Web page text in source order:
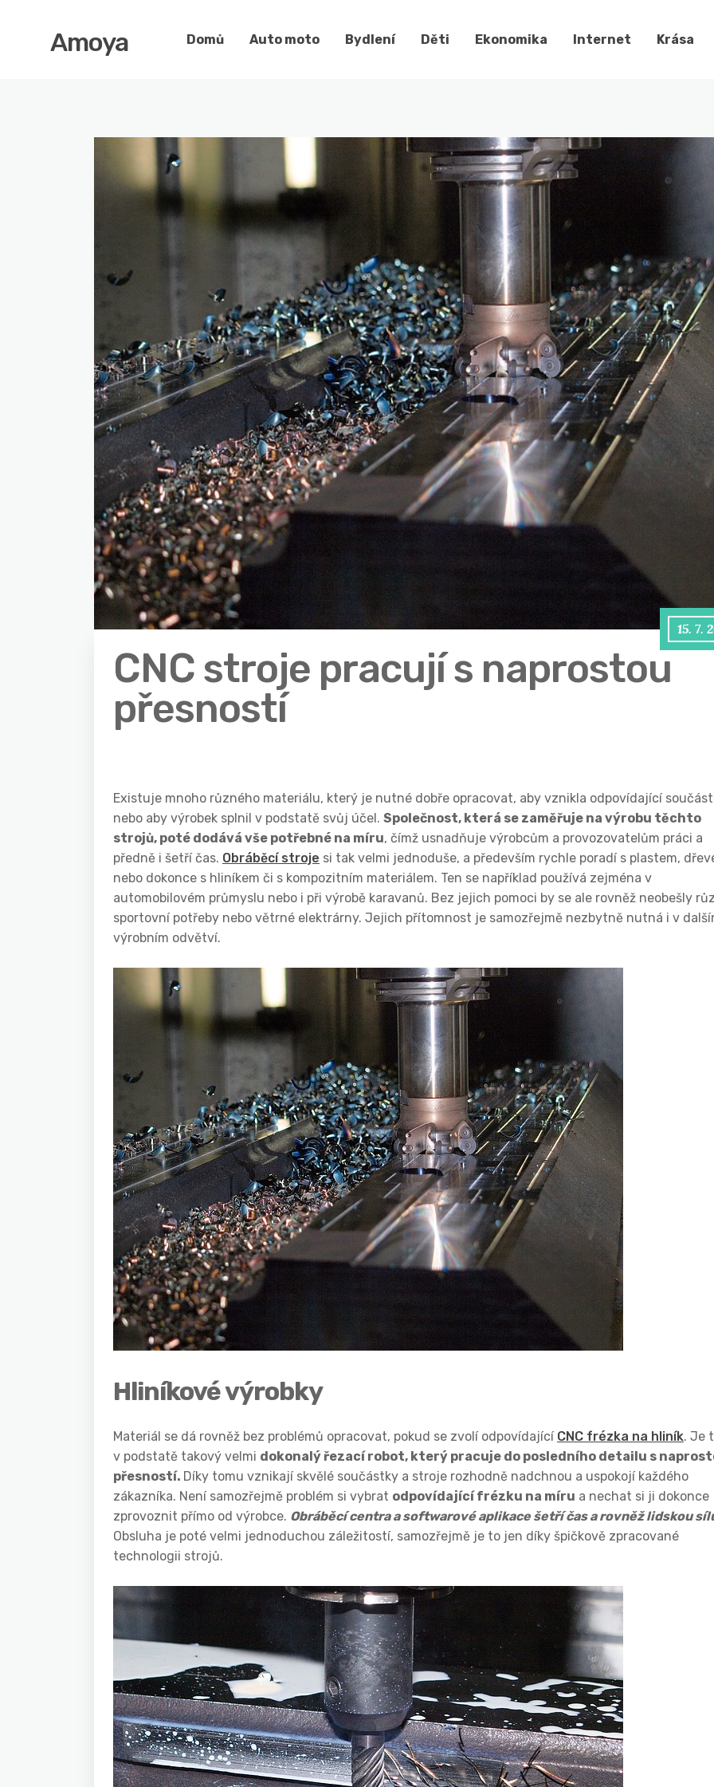
Amoya Domů Auto moto Bydlení Děti Ekonomika Internet Krása
15. 7.
CNC stroje pracují s naprostou
přesností
Existuje mnoho různého materiálu, který je nutné dobře opracovat, aby vznikla odpovídající
nebo aby výrobek splnil v podstatě svůj účel. Společnost, která se zaměřuje na výrobu těchto
strojů, poté dodává vše potřebné na míru, čímž usnadňuje výrobcům a provozovatelům práci a
předně i šetří čas. Obráběcí stroje si tak velmi jednoduše, a především rychle poradí s plastem,
nebo dokonce s hliníkem či s kompozitním materiálem. Ten se například používá zejména v
automobilovém průmyslu nebo i při výrobě karavanů. Bez jejich pomoci by se ale rovněž neobešly
sportovní potřeby nebo větrné elektrárny. Jejich přítomnost je samozřejmě nezbytně nutná i v
výrobním odvětví.
Hliníkové výrobky
Materiál se dá rovněž bez problémů opracovat, pokud se zvolí odpovídající CNC frézka na hliník. Je
v podstatě takový velmi dokonalý řezací robot, který pracuje do posledního detailu s
přesností. Díky tomu vznikají skvělé součástky a stroje rozhodně nadchnou a uspokojí každého
zákazníka. Není samozřejmě problém si vybrat odpovídající frézku na míru a nechat si ji dokonce
zprovoznit přímo od výrobce. Obráběcí centra a softwarové aplikace šetří čas a rovněž lidskou
Obsluha je poté velmi jednoduchou záležitostí, samozřejmě je to jen díky špičkově zpracované
technologii strojů.